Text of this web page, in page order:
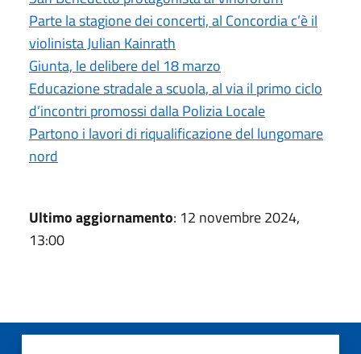
Parte la stagione dei concerti, al Concordia c’è il
violinista Julian Kainrath
Giunta, le delibere del 18 marzo
Educazione stradale a scuola, al via il primo ciclo
d’incontri promossi dalla Polizia Locale
Partono i lavori di riqualificazione del lungomare
nord
Ultimo aggiornamento: 12 novembre 2024,
13:00